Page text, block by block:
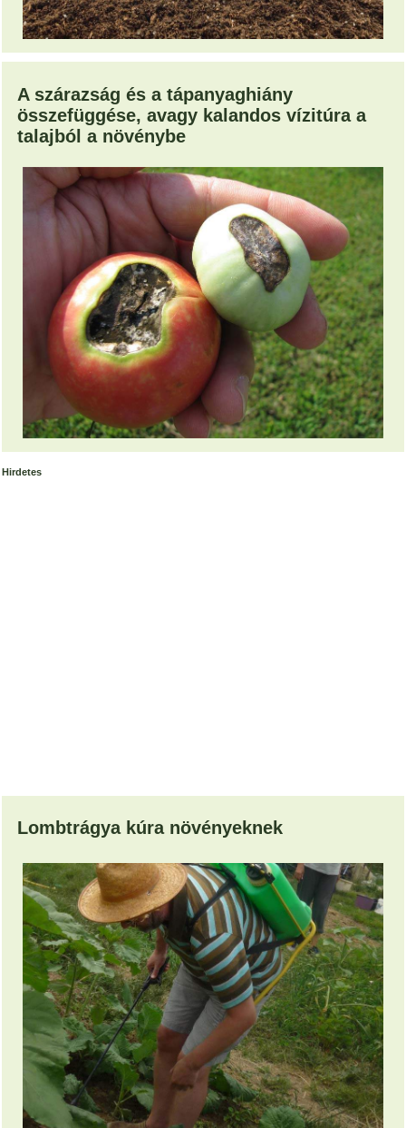
A szárazság és a tápanyaghiány
összefüggése, avagy kalandos vízitúra a
talajból a növénybe
Hirdetes
Lombtrágya kúra növényeknek